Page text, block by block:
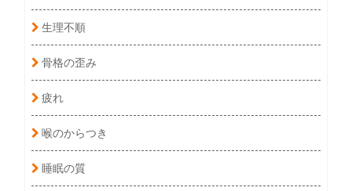
生理不順
骨格の歪み
疲れ
喉のからつき
睡眠の質